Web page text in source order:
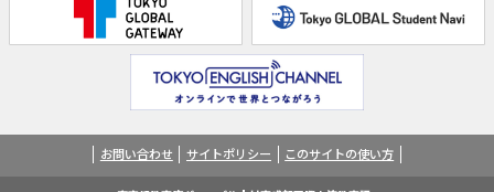
お問い合わせ サイトポリシー このサイトの使い方